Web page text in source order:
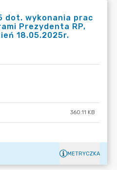
dot. wykonania prac
Prezydenta RP,
18.05.2025r.
360.11 KB
METRYCZKA